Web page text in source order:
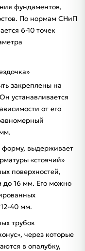
фундаментов,
По нормам СНиП
6-10 точек
закреплены на
устанавливается
от его
выдерживает
«стоячий»
поверхностей,
до 16 мм. Его можно
40 мм.
трубок
через которые
в опалубку,